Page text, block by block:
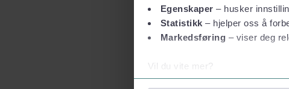
Egenskaper – husker
Statistikk – hjelper oss å
Markedsføring – viser deg
Vil du vite mer?
Om informasjonskapsler